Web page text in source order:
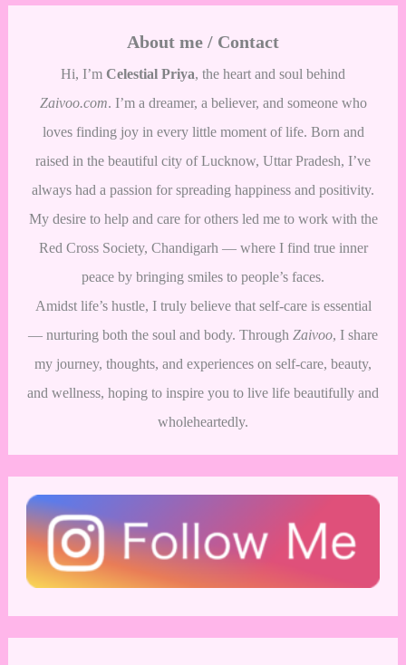
About me / Contact
Hi, I’m Celestial Priya, the heart and soul behind
Zaivoo.com. I’m a dreamer, a believer, and someone who
loves finding joy in every little moment of life. Born and
raised in the beautiful city of Lucknow, Uttar Pradesh, I’ve
always had a passion for spreading happiness and positivity.
My desire to help and care for others led me to work with the
Red Cross Society, Chandigarh — where I find true inner
peace by bringing smiles to people’s faces.
Amidst life’s hustle, I truly believe that self-care is essential
— nurturing both the soul and body. Through Zaivoo, I share
my journey, thoughts, and experiences on self-care, beauty,
and wellness, hoping to inspire you to live life beautifully and
wholeheartedly.